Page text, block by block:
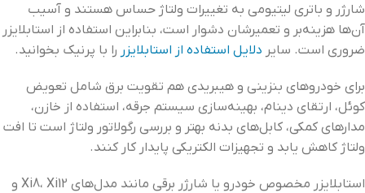
شارژر و باتری لیتیومی به تغییرات ولتاژ حساس هستند و آسیب
آن‌ها هزینه‌بر و تعمیرشان دشوار است، بنابراین استفاده از استابلایزر
ضروری است. سایر دلایل استفاده از استابلایزر را با پرنیک بخوانید.
برای خودروهای بنزینی و هیبریدی هم تقویت برق شامل تعویض
کوئل، ارتقای دینام، بهینه‌سازی سیستم جرقه، استفاده از خازن،
مدارهای کمکی، کابل‌های بدنه بهتر و بررسی رگولاتور ولتاژ است تا افت
ولتاژ کاهش یابد و تجهیزات الکتریکی پایدار کار کنند.
استابلایزر مخصوص خودرو یا شارژر برقی مانند مدل‌های Xi8، Xi12 و